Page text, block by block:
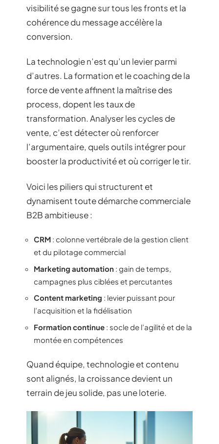
visibilité se gagne sur tous les fronts et la
cohérence du message accélère la
conversion.
La technologie n’est qu’un levier parmi
d’autres. La formation et le coaching de la
force de vente affinent la maîtrise des
process, dopent les taux de
transformation. Analyser les cycles de
vente, c’est détecter où renforcer
l’argumentaire, quels outils intégrer pour
booster la productivité et où corriger le tir.
Voici les piliers qui structurent et
dynamisent toute démarche commerciale
B2B ambitieuse :
CRM : colonne vertébrale de la gestion client
et du pilotage commercial
Marketing automation : gain de temps,
campagnes plus ciblées et percutantes
Content marketing : levier puissant pour
l’acquisition et la fidélisation
Formation continue : socle de l’agilité et de la
montée en compétences
Quand équipe, technologie et contenu
sont alignés, la croissance devient un
terrain de jeu solide, pas une loterie.